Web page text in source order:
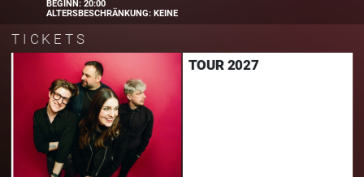
BEGINN:20:00
ALTERSBESCHRÄNKUNG:KEINE
TICKETS
TOUR 2027